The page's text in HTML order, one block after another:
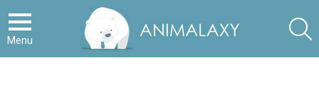
Menu